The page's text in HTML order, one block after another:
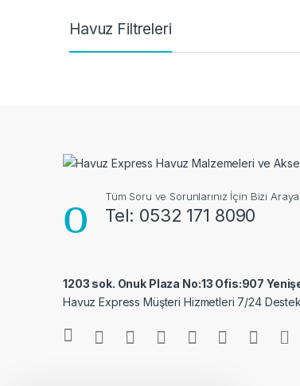
Havuz Filtreleri
Tüm Soru ve Sorunlarınız İçin Bizi
Tel: 0532 171 8090
1203 sok. Onuk Plaza No:13 Ofis:907
Havuz Express Müşteri Hizmetleri 7/24 Destek